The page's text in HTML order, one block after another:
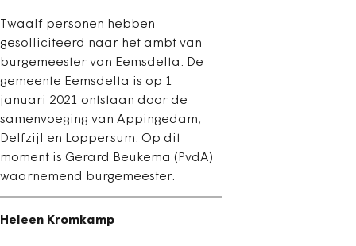
Twaalf personen hebben
gesolliciteerd naar het ambt van
burgemeester van Eemsdelta. De
gemeente Eemsdelta is op 1
januari 2021 ontstaan door de
samenvoeging van Appingedam,
Delfzijl en Loppersum. Op dit
moment is Gerard Beukema (PvdA)
waarnemend burgemeester.
Heleen Kromkamp